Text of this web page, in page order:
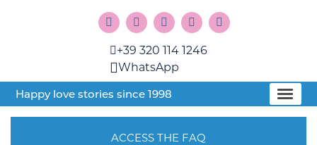
+39 320 114 1246
WhatsApp
Happy love stories since 1998
ACCESS THE FAQ